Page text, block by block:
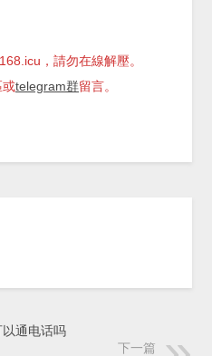
，請勿在線解壓。
或telegram群留言。
通电话吗
下一篇